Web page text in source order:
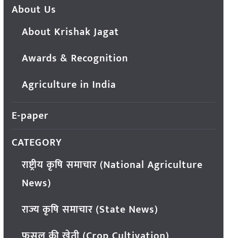
About Us
About Krishak Jagat
Awards & Recognition
Agriculture in India
E-paper
CATEGORY
राष्ट्रीय कृषि समाचार (National Agriculture
News)
राज्य कृषि समाचार (State News)